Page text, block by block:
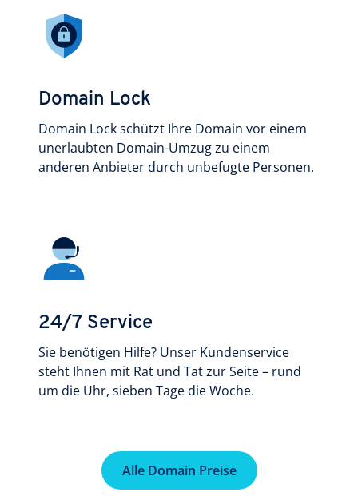
Domain Lock
Domain Lock schützt Ihre Domain vor einem
unerlaubten Domain-Umzug zu einem
anderen Anbieter durch unbefugte Personen.
24/7 Service
Sie benötigen Hilfe? Unser Kundenservice
steht Ihnen mit Rat und Tat zur Seite – rund
um die Uhr, sieben Tage die Woche.
Alle Domain Preise